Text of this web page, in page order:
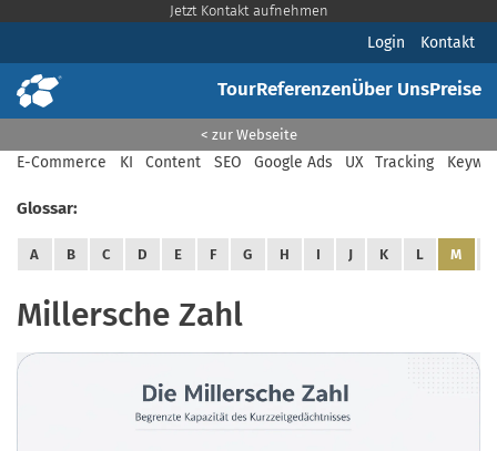
Jetzt Kontakt aufnehmen
Login Kontakt
TourReferenzenÜber UnsPreise
< zur Webseite
E-Commerce KI Content SEO Google Ads UX Tracking
Glossar:
A B C D E F G H I J K L M
Millersche Zahl